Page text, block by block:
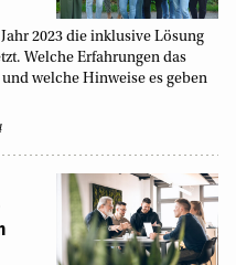
2023 die inklusive Lösung
Welche Erfahrungen das
welche Hinweise es geben